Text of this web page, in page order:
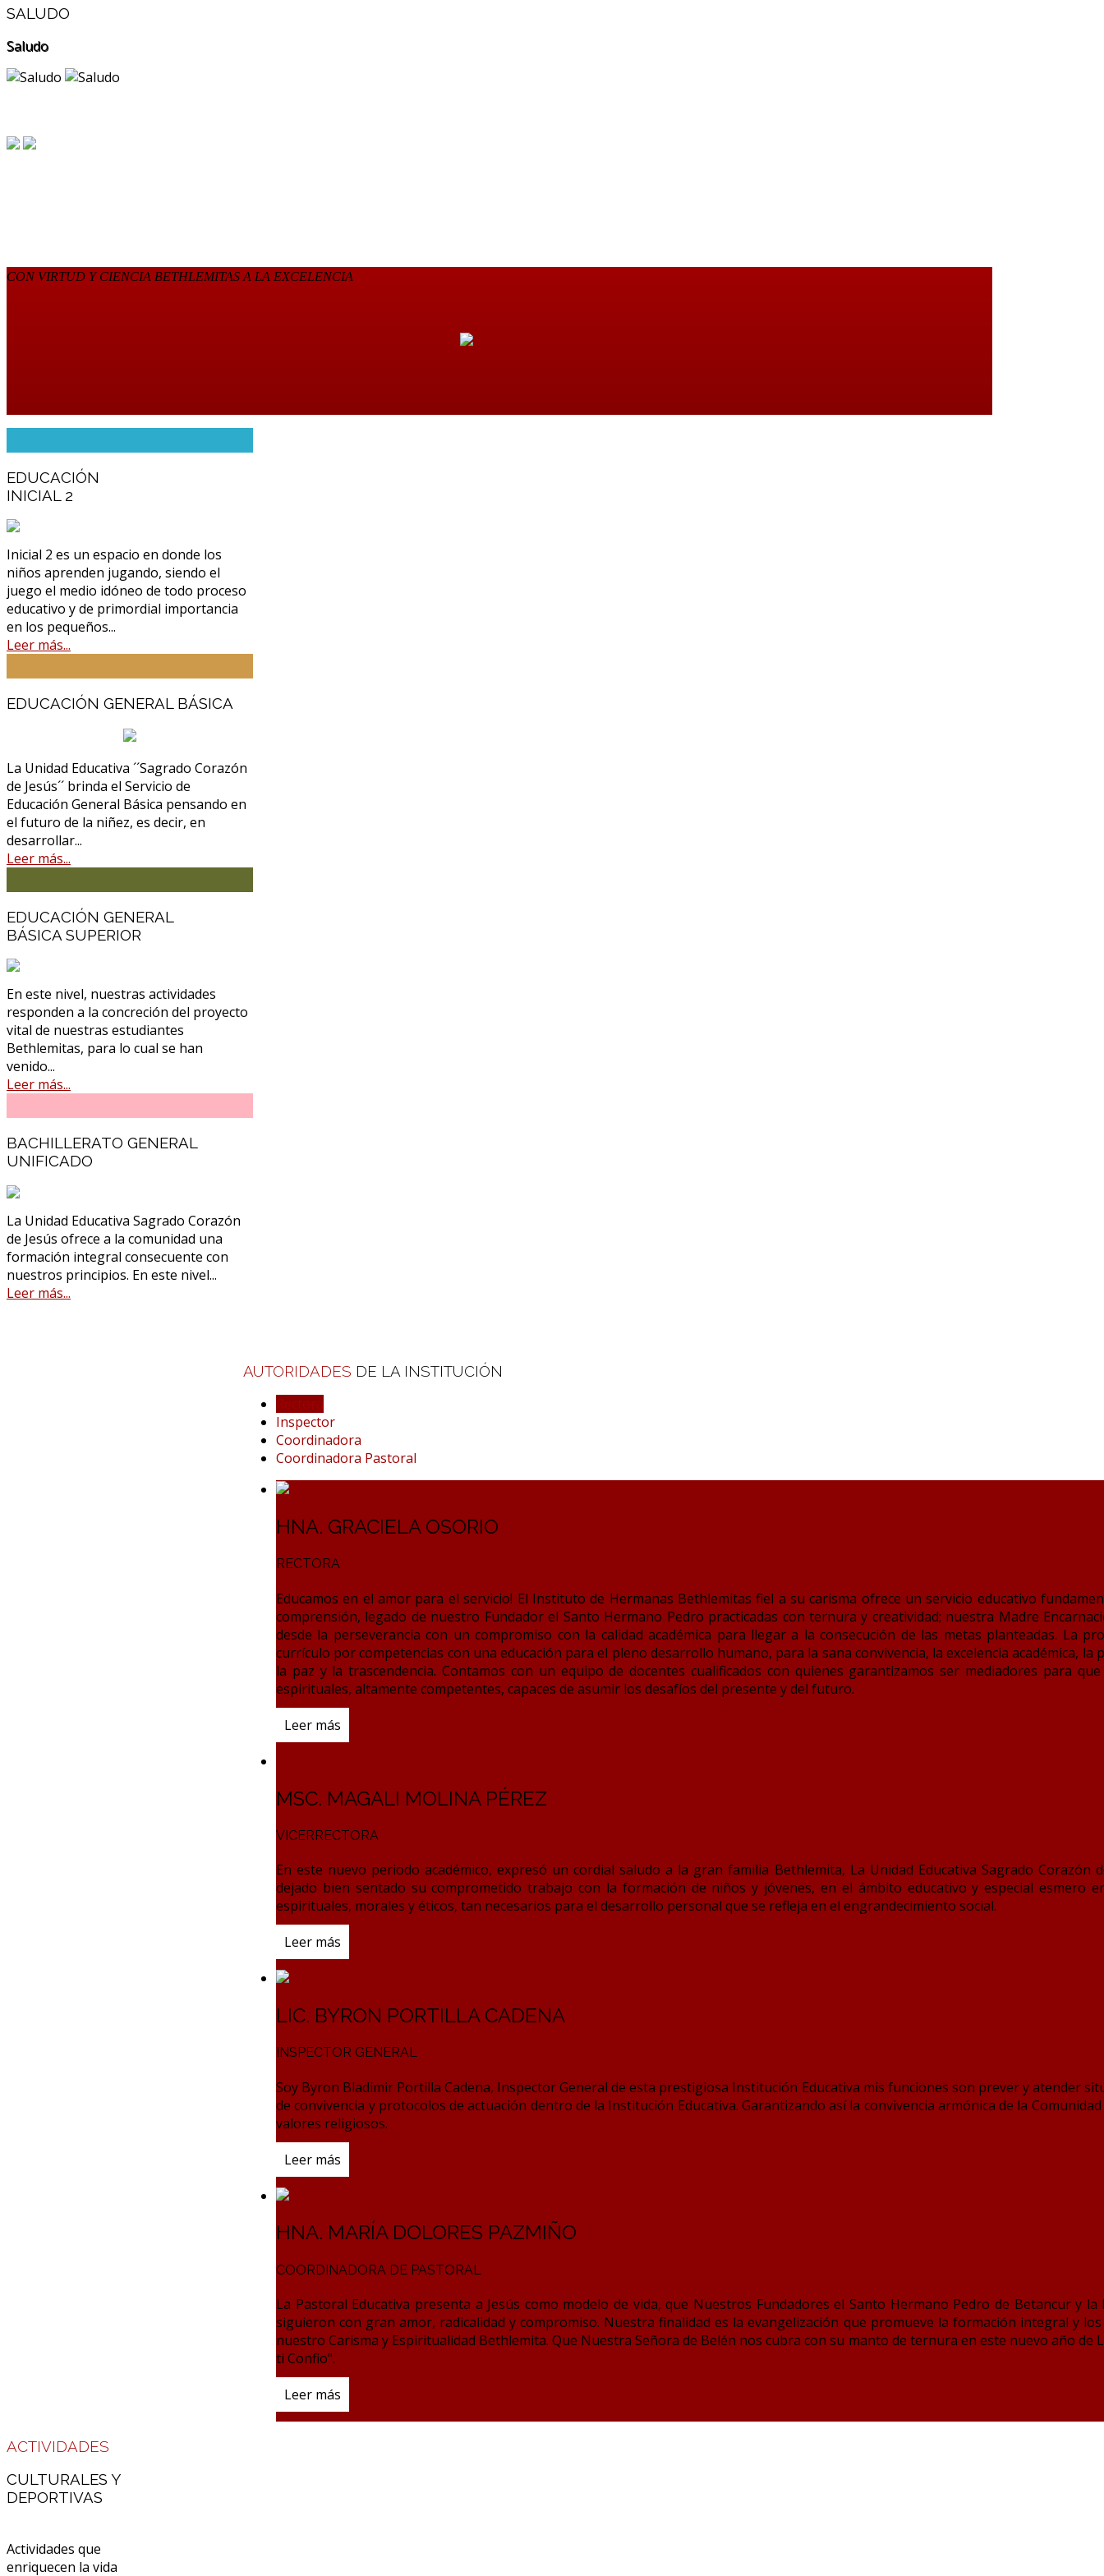
SALUDO
Saludo
CON VIRTUD Y CIENCIA BETHLEMITAS A LA EXCELENCIA
EDUCACIÓN
INICIAL 2
Inicial 2 es un espacio en donde los
niños aprenden jugando, siendo el
juego el medio idóneo de todo proceso
educativo y de primordial importancia
en los pequeños...
Leer más...
EDUCACIÓN GENERAL BÁSICA
La Unidad Educativa ´´Sagrado Corazón
de Jesús´´ brinda el Servicio de
Educación General Básica pensando en
el futuro de la niñez, es decir, en
desarrollar...
Leer más...
EDUCACIÓN GENERAL
BÁSICA SUPERIOR
En este nivel, nuestras actividades
responden a la concreción del proyecto
vital de nuestras estudiantes
Bethlemitas, para lo cual se han
venido...
Leer más...
BACHILLERATO GENERAL
UNIFICADO
La Unidad Educativa Sagrado Corazón
de Jesús ofrece a la comunidad una
formación integral consecuente con
nuestros principios. En este nivel...
Leer más...
AUTORIDADES DE LA INSTITUCIÓN
Inspector
Coordinadora
Coordinadora Pastoral
HNA. GRACIELA OSORIO
RECTORA
Educamos en el amor para el servicio! El Instituto de Hermanas Bethlemitas fiel a su carisma ofrece un servicio educativo
comprensión, legado de nuestro Fundador el Santo Hermano Pedro practicadas con ternura y creatividad; nuestra Madre
desde la perseverancia con un compromiso con la calidad académica para llegar a la consecución de las metas planteadas. La
currículo por competencias con una educación para el pleno desarrollo humano, para la sana convivencia, la excelencia académica, la
la paz y la trascendencia. Contamos con un equipo de docentes cualificados con quienes garantizamos ser mediadores para
espirituales, altamente competentes, capaces de asumir los desafíos del presente y del futuro.
Leer más
MSC. MAGALI MOLINA PÉREZ
VICERRECTORA
En este nuevo periodo académico, expresó un cordial saludo a la gran familia Bethlemita, La Unidad Educativa Sagrado Corazón
dejado bien sentado su comprometido trabajo con la formación de niños y jóvenes, en el ámbito educativo y especial esmero
espirituales, morales y éticos, tan necesarios para el desarrollo personal que se refleja en el engrandecimiento social.
Leer más
LIC. BYRON PORTILLA CADENA
INSPECTOR GENERAL
Soy Byron Bladimir Portilla Cadena, Inspector General de esta prestigiosa Institución Educativa mis funciones son prever y atender
de convivencia y protocolos de actuación dentro de la Institución Educativa. Garantizando así la convivencia armónica de la
valores religiosos.
Leer más
HNA. MARÍA DOLORES PAZMIÑO
COORDINADORA DE PASTORAL
La Pastoral Educativa presenta a Jesús como modelo de vida, que Nuestros Fundadores el Santo Hermano Pedro de Betancur y
siguieron con gran amor, radicalidad y compromiso. Nuestra finalidad es la evangelización que promueve la formación integral y
nuestro Carisma y Espiritualidad Bethlemita. Que Nuestra Señora de Belén nos cubra con su manto de ternura en este nuevo año de
ti Confio".
Leer más
ACTIVIDADES
CULTURALES Y
DEPORTIVAS
Actividades que
enriquecen la vida